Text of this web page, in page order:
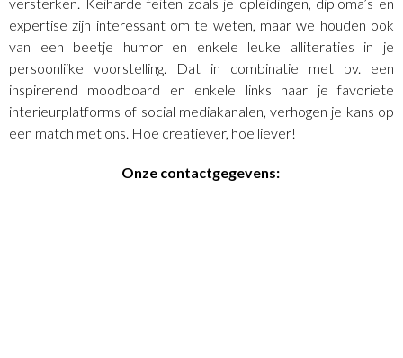
versterken. Keiharde feiten zoals je opleidingen, diploma’s en
expertise zijn interessant om te weten, maar we houden ook
van een beetje humor en enkele leuke alliteraties in je
persoonlijke voorstelling. Dat in combinatie met bv. een
inspirerend moodboard en enkele links naar je favoriete
interieurplatforms of social mediakanalen, verhogen je kans op
een match met ons. Hoe creatiever, hoe liever!
Onze contactgegevens: